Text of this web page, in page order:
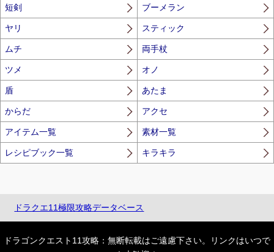
短剣 ブーメラン
ヤリ スティック
ムチ 両手杖
ツメ オノ
盾 あたま
からだ アクセ
アイテム一覧 素材一覧
レシピブック一覧 キラキラ
ドラクエ11極限攻略データベース
ドラゴンクエスト11攻略：無断転載はご遠慮下さい。リンクはいつで